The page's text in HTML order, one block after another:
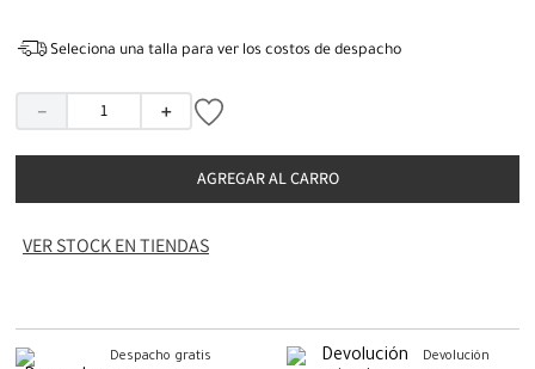
Seleciona una talla para ver los costos de despacho
＋
－
AGREGAR AL CARRO
VER STOCK EN TIENDAS
Despacho gratis
Devolución